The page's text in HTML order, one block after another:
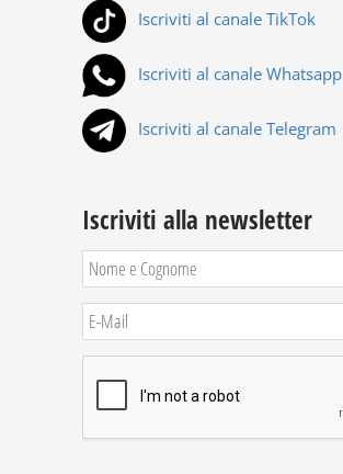
Iscriviti al canale TikTok
Iscriviti al canale Whatsapp
Iscriviti al canale Telegram
Iscriviti alla newsletter